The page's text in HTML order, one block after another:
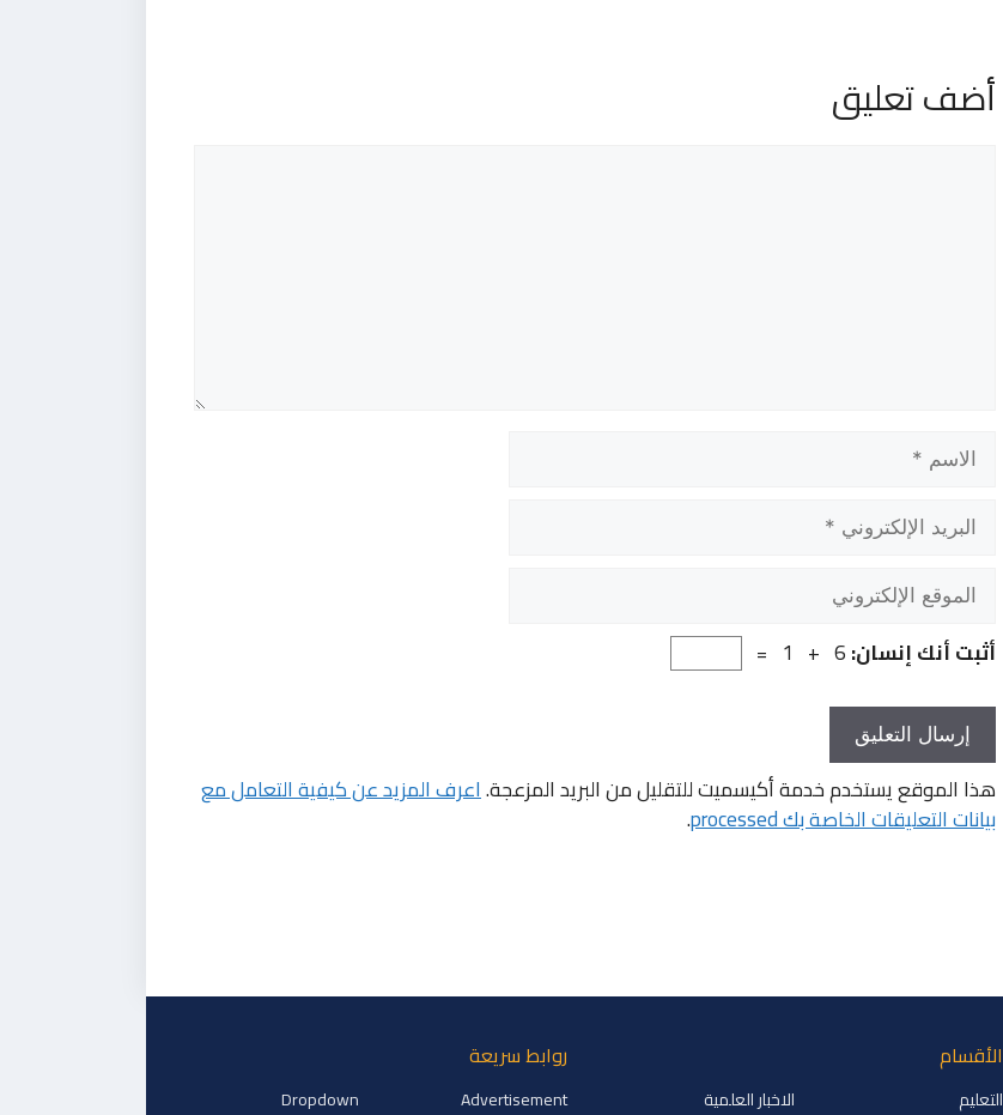
أضف تعليق
الاسم
البريد
الإلكتروني
الموقع
الإلكتروني
أثبت أنك إنسان:6 + 1 =
هذا الموقع يستخدم خدمة أكيسميت للتقليل من البريد المزعجة.اعرف المزيد عن كيفية التعامل مع
بيانات التعليقات الخاصة بك processed .
الأقسام
التعليم الاخبار العلمية
روابط سريعة
Advertisement
Dropdown